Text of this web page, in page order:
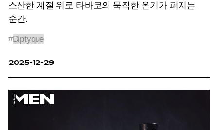
스산한 계절 위로 타바코의 묵직한 온기가 퍼지는
순간.
#Diptyque
2025-12-29